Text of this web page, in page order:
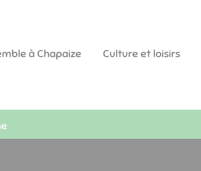
à Chapaize Culture et loisirs